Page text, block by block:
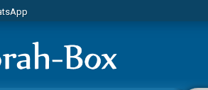
de vacances aux Orphelins